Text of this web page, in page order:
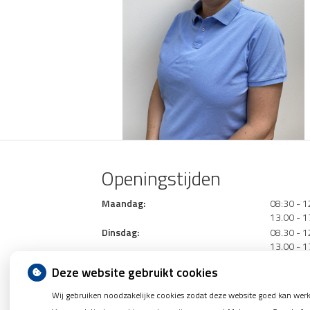
Openingstijden
Maandag: 08:30tot
-
13.00tot
-
Dinsdag:
08.30tot
-
13.00tot
-
Donderdag:
08.30 tot
-
tot
Deze website gebruikt cookies
Wij gebruiken noodzakelijke cookies zodat deze website goed kan